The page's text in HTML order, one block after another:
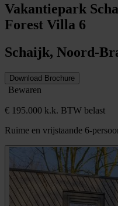
Vakantiepark
Forest Villa 6
Schaijk, Noord-
Download Brochure
Bewaren
€ 195.000 k.k. BTW belast
Ruime en vrijstaande 6-